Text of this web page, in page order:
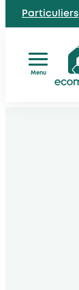
Particuliers
Menu